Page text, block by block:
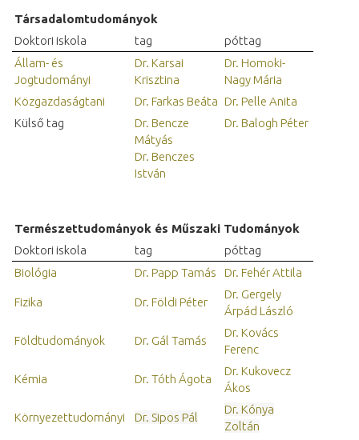
Társadalomtudományok
Doktori iskola
tag
póttag
Állam- és
Jogtudományi
Dr. Karsai
Krisztina
Dr. Homoki-
Nagy Mária
Közgazdaságtani
Dr. Farkas Beáta Dr. Pelle Anita
Külső tag
Dr. Bencze
Mátyás
Dr. Benczes
István
Dr. Balogh Péter
Természettudományok és Műszaki Tudományok
Doktori iskola
tag
póttag
Biológia
Dr. Papp Tamás Dr. Fehér Attila
Fizika Dr. Földi Péter
Dr. Gergely
Árpád László
Földtudományok Dr. Gál Tamás
Dr. Kovács
Ferenc
Kémia Dr. Tóth Ágota
Dr. Kukovecz
Ákos
Környezettudományi Dr. Sipos Pál
Dr. Kónya
Zoltán